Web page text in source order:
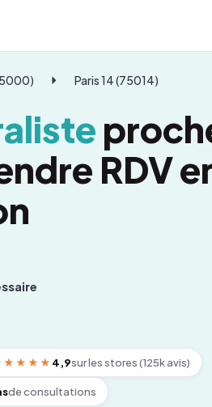
Paris 14 (75014)
RDV
4,9sur les stores (125k avis)
de consultations